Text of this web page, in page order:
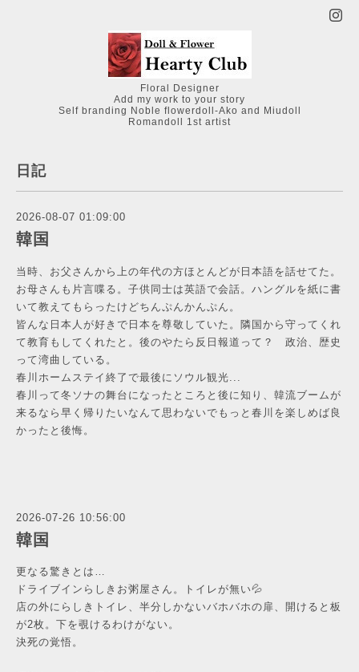
Floral Designer
Add my work to your story
Self branding Noble flowerdoll-Ako and Miudoll
Romandoll 1st artist
日記
2026-08-07 01:09:00
韓国
当時、お父さんから上の年代の方ほとんどが日本語を話せてた。
お母さんも片言喋る。子供同士は英語で会話。ハングルを紙に書
いて教えてもらったけどちんぷんかんぷん。
皆んな日本人が好きで日本を尊敬していた。隣国から守ってくれ
て教育もしてくれたと。後のやたら反日報道って？ 政治、歴史
って湾曲している。
春川ホームステイ終了で最後にソウル観光...
春川って冬ソナの舞台になったところと後に知り、韓流ブームが
来るなら早く帰りたいなんて思わないでもっと春川を楽しめば良
かったと後悔。
2026-07-26 10:56:00
韓国
更なる驚きとは…
ドライブインらしきお粥屋さん。トイレが無い💦
店の外にらしきトイレ、半分しかないバホバホの扉、開けると板
が2枚。下を覗けるわけがない。
決死の覚悟。